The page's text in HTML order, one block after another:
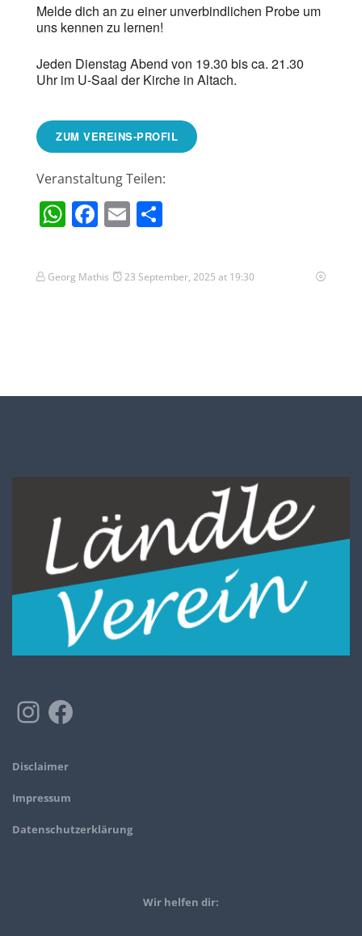
Melde dich an zu einer unverbindlichen Probe um
uns kennen zu lernen!
Jeden Dienstag Abend von 19.30 bis ca. 21.30
Uhr im U-Saal der Kirche in Altach.
ZUM VEREINS-PROFIL
Veranstaltung Teilen:
WhatsApp
Facebook
Email
Georg Mathis 23 September, 2025 at 19:30
Disclaimer
Impressum
Datenschutzerklärung
Wir helfen dir: